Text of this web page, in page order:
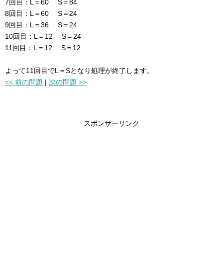
7回目：L＝60 S＝84
8回目：L＝60 S＝24
9回目：L＝36 S＝24
10回目：L＝12 S＝24
11回目：L＝12 S＝12
よって11回目でL＝Sとなり処理が終了します。
<< 前の問題 | 次の問題 >>
スポンサーリンク